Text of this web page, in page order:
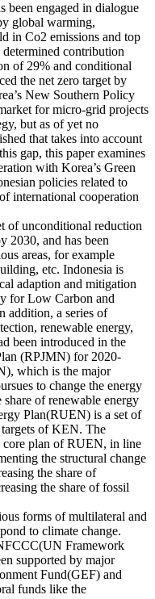
been engaged in dialogue
global warming,
in Co2 emissions and top
contribution
of 29% and conditional
the net zero target by
New Southern Policy
for micro-grid projects
but as of yet no
that takes into account
gap, this paper examines
with Korea’s Green
policies related to
international cooperation
of unconditional reduction
2030, and has been
areas, for example
etc. Indonesia is
adaption and mitigation
for Low Carbon and
addition, a series of
renewable energy,
been introduced in the
(RPJMN) for 2020-
which is the major
to change the energy
of renewable energy
Plan(RUEN) is a set of
of KEN. The
plan of RUEN, in line
the structural change
the share of
the share of fossil
forms of multilateral and
to climate change.
Framework
supported by major
Fund(GEF) and
funds like the